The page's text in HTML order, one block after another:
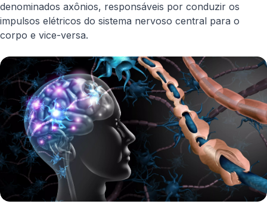
denominados axônios, responsáveis por conduzir os
impulsos elétricos do sistema nervoso central para o
corpo e vice-versa.